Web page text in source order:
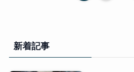
新着記事